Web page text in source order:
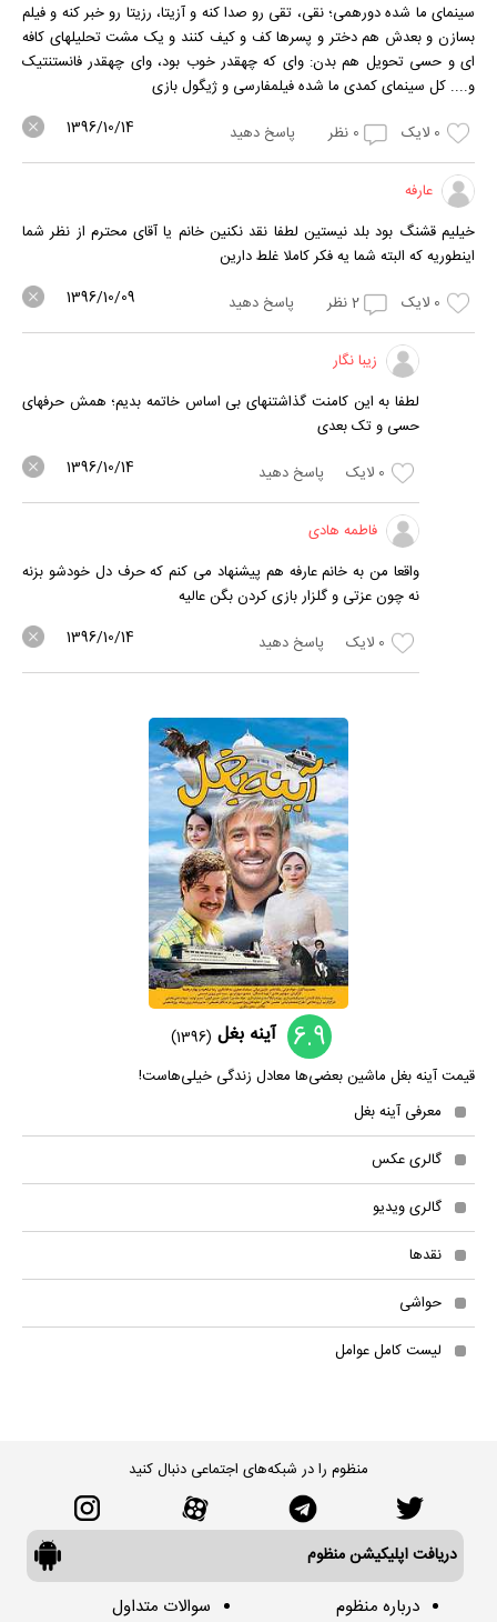
سینمای ما شده دورهمی؛ نقی، تقی رو صدا کنه و آزیتا، رزیتا رو خبر کنه و فیلم
بسازن و بعدش هم دختر و پسرها کف و کیف کنند و یک مشت تحلیلهای کافه
ای و حسی تحویل هم بدن: وای که چهقدر خوب بود، وای چهقدر فانستنتیک
و.... کل سینمای کمدی ما شده فیلمفارسی و ژیگول بازی
0 لایک 0 نظر پاسخ دهید 1396/10/14
عارفه
خیلیم قشنگ بود بلد نیستین لطفا نقد نکنین خانم یا آقای محترم از نظر شما
اینطوریه که البته شما یه فکر کاملا غلط دارین
0 لایک 2نظر پاسخ دهید 1396/10/09
زیبا نگار
لطفا به این کامنت گذاشتنهای بی اساس خاتمه بدیم؛ همش حرفهای
حسی و تک بعدی
0 لایک پاسخ دهید 1396/10/14
فاطمه هادی
واقعا من به خانم عارفه هم پیشنهاد می کنم که حرف دل خودشو بزنه
نه چون عزتی و گلزار بازی کردن بگن عالیه
0 لایک پاسخ دهید 1396/10/14
6.9 آینه بغل (1396)
قیمت آینه بغل ماشین بعضی‌ها معادل زندگی خیلی‌هاست!
معرفی آینه بغل
گالری عکس
گالری ویدیو
نقدها
حواشی
لیست کامل عوامل
منظوم را در شبکه‌های اجتماعی دنبال کنید
دریافت اپلیکیشن منظوم
درباره منظوم
سوالات متداول